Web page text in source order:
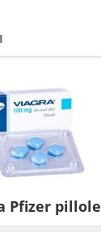
Pfizer pillole